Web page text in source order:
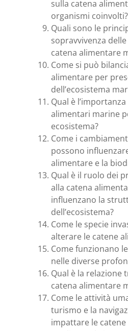
sulla catena
organismi coinvolti?
Quali sono le
sopravvivenza
catena alimentare
Come si può
alimentare per
dell’ecosistema
Qual è
alimentari marine
ecosistema?
Come i
possono
alimentare e la
Qual è il ruolo dei
alla catena
influenzano la
dell’ecosistema?
Come le specie
alterare le catene
Come funzionano
nelle diverse
Qual è la relazione
catena alimentare
Come le attività
turismo e la
impattare le